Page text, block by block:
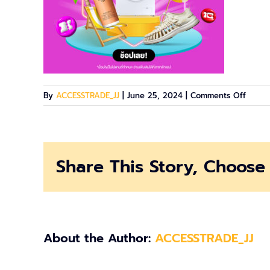
By ACCESSTRADE_JJ June 25, 2024 Comments Offon
Share This Story,
About the Author: ACCESSTRADE_JJ